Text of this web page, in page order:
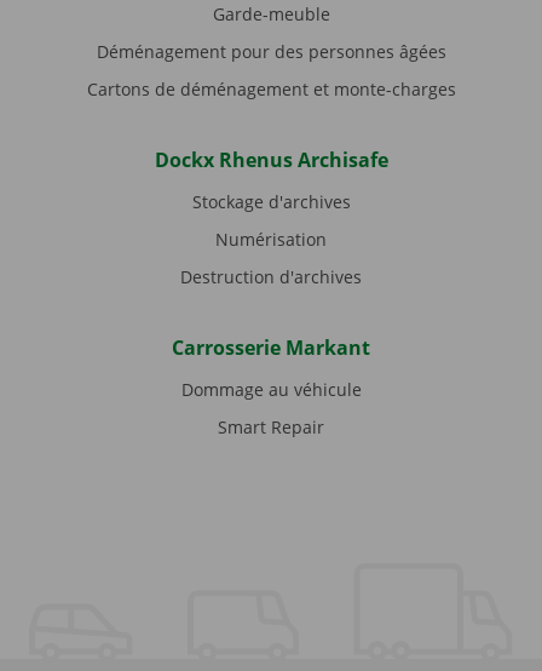
Garde-meuble
Déménagement pour des personnes âgées
Cartons de déménagement et monte-charges
Dockx Rhenus Archisafe
Stockage d'archives
Numérisation
Destruction d'archives
Carrosserie Markant
Dommage au véhicule
Smart Repair